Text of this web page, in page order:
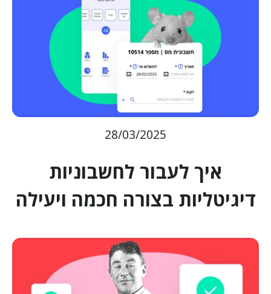
28/03/2025
איך לעבור לחשבוניות
דיגיטליות בצורה חכמה ויעילה